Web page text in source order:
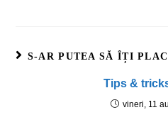
S-AR PUTEA SĂ ÎȚI
Tips &
vineri, 11